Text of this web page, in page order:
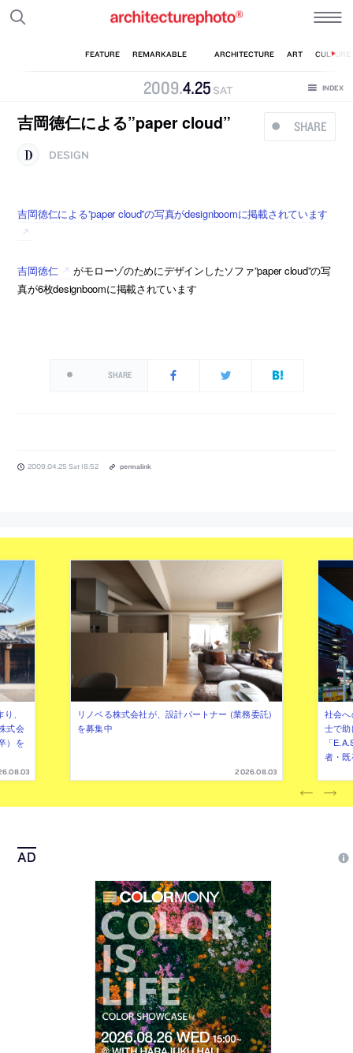
2009.4.25 SAT
SHARE
吉岡徳仁による”paper cloud”
DESIGN
吉岡徳仁による”paper cloud”の写真がdesignboomに掲載されています
吉岡徳仁
がモローゾのためにデザインしたソファ”paper cloud”の写
真が6枚designboomに掲載されています
SHARE
2009.04.25 Sat 18:52 permalink
、
式会
）を
リノベる株式会社が、設計パートナー (業務委託)
を募集中
2026.08.03
社会
士で
「
者・